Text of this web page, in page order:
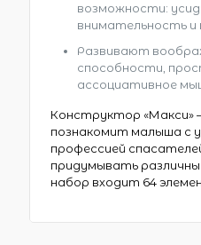
возможности:
внимательность и
Развивают
способности,
ассоциативное
Конструктор «Макси»
познакомит малыша с
профессией
придумывать
набор входит 64